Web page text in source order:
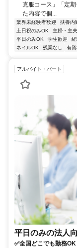
克服コース」「定
た内容で個...
業界未経験者歓迎 扶養内
土日祝のみOK
主婦・主
平日のみOK
学生歓迎
ネイルOK
残業なし 有
アルバイト・パート
平日のみの法人
✅全国どこでも勤務